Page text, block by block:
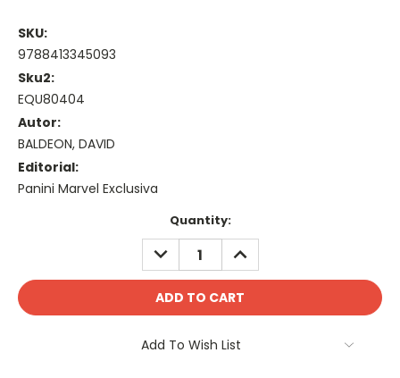
SKU:
9788413345093
Sku2:
EQU80404
Autor:
BALDEON, DAVID
Editorial:
Panini Marvel Exclusiva
Quantity:
DECREASE
QUANTITY:
INCREASE
QUANTITY:
Add To Wish List